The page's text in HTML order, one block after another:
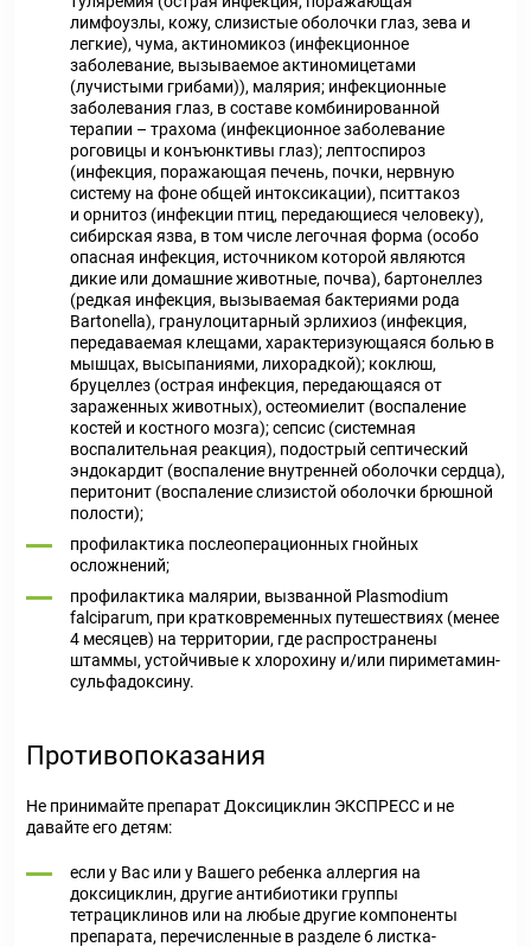
лимфоузлы, кожу, слизистые оболочки глаз, зева и
легкие), чума, актиномикоз (инфекционное
заболевание, вызываемое актиномицетами
(лучистыми грибами)), малярия; инфекционные
заболевания глаз, в составе комбинированной
терапии – трахома (инфекционное заболевание
роговицы и конъюнктивы глаз); лептоспироз
(инфекция, поражающая печень, почки, нервную
систему на фоне общей интоксикации), пситтакоз
и орнитоз (инфекции птиц, передающиеся человеку),
сибирская язва, в том числе легочная форма (особо
опасная инфекция, источником которой являются
дикие или домашние животные, почва), бартонеллез
(редкая инфекция, вызываемая бактериями рода
Bartonella), гранулоцитарный эрлихиоз (инфекция,
передаваемая клещами, характеризующаяся болью в
мышцах, высыпаниями, лихорадкой); коклюш,
бруцеллез (острая инфекция, передающаяся от
зараженных животных), остеомиелит (воспаление
костей и костного мозга); сепсис (системная
воспалительная реакция), подострый септический
эндокардит (воспаление внутренней оболочки сердца),
перитонит (воспаление слизистой оболочки брюшной
полости);
профилактика послеоперационных гнойных
осложнений;
профилактика малярии, вызванной Plasmodium
falciparum, при кратковременных путешествиях (менее
4 месяцев) на территории, где распространены
штаммы, устойчивые к хлорохину и/или пириметамин-
сульфадоксину.
Противопоказания
Не принимайте препарат Доксициклин ЭКСПРЕСС и не
давайте его детям:
если у Вас или у Вашего ребенка аллергия на
доксициклин, другие антибиотики группы
тетрациклинов или на любые другие компоненты
препарата, перечисленные в разделе 6 листка-